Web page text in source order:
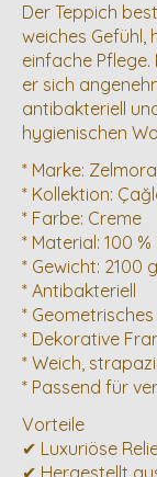
Der Teppich
weiches
einfache Pflege.
er sich
antibakteriell
hygienischen
* Marke: Zelmora
* Kollektion:
* Farbe: Creme
* Material: 100
* Gewicht: 2100
* Antibakteriell
*
* Dekorative
* Weich,
* Passend für
Vorteile
✔ Luxuriöse